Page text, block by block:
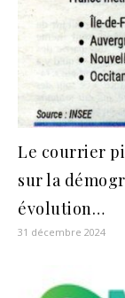
Le courrier
sur la
évolution…
31 décembre 2024